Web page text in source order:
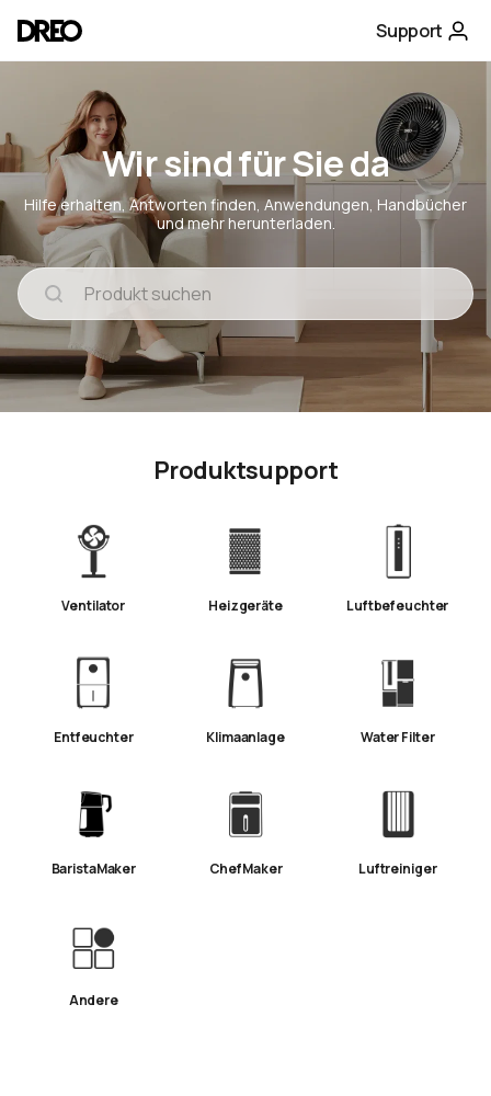
Support
Wir sind für Sie da
Hilfe erhalten, Antworten finden, Anwendungen, Handbücher
und mehr herunterladen.
Produktsupport
Ventilator Heizgeräte Luftbefeuchter
Entfeuchter Klimaanlage Water Filter
BaristaMaker ChefMaker Luftreiniger
Andere